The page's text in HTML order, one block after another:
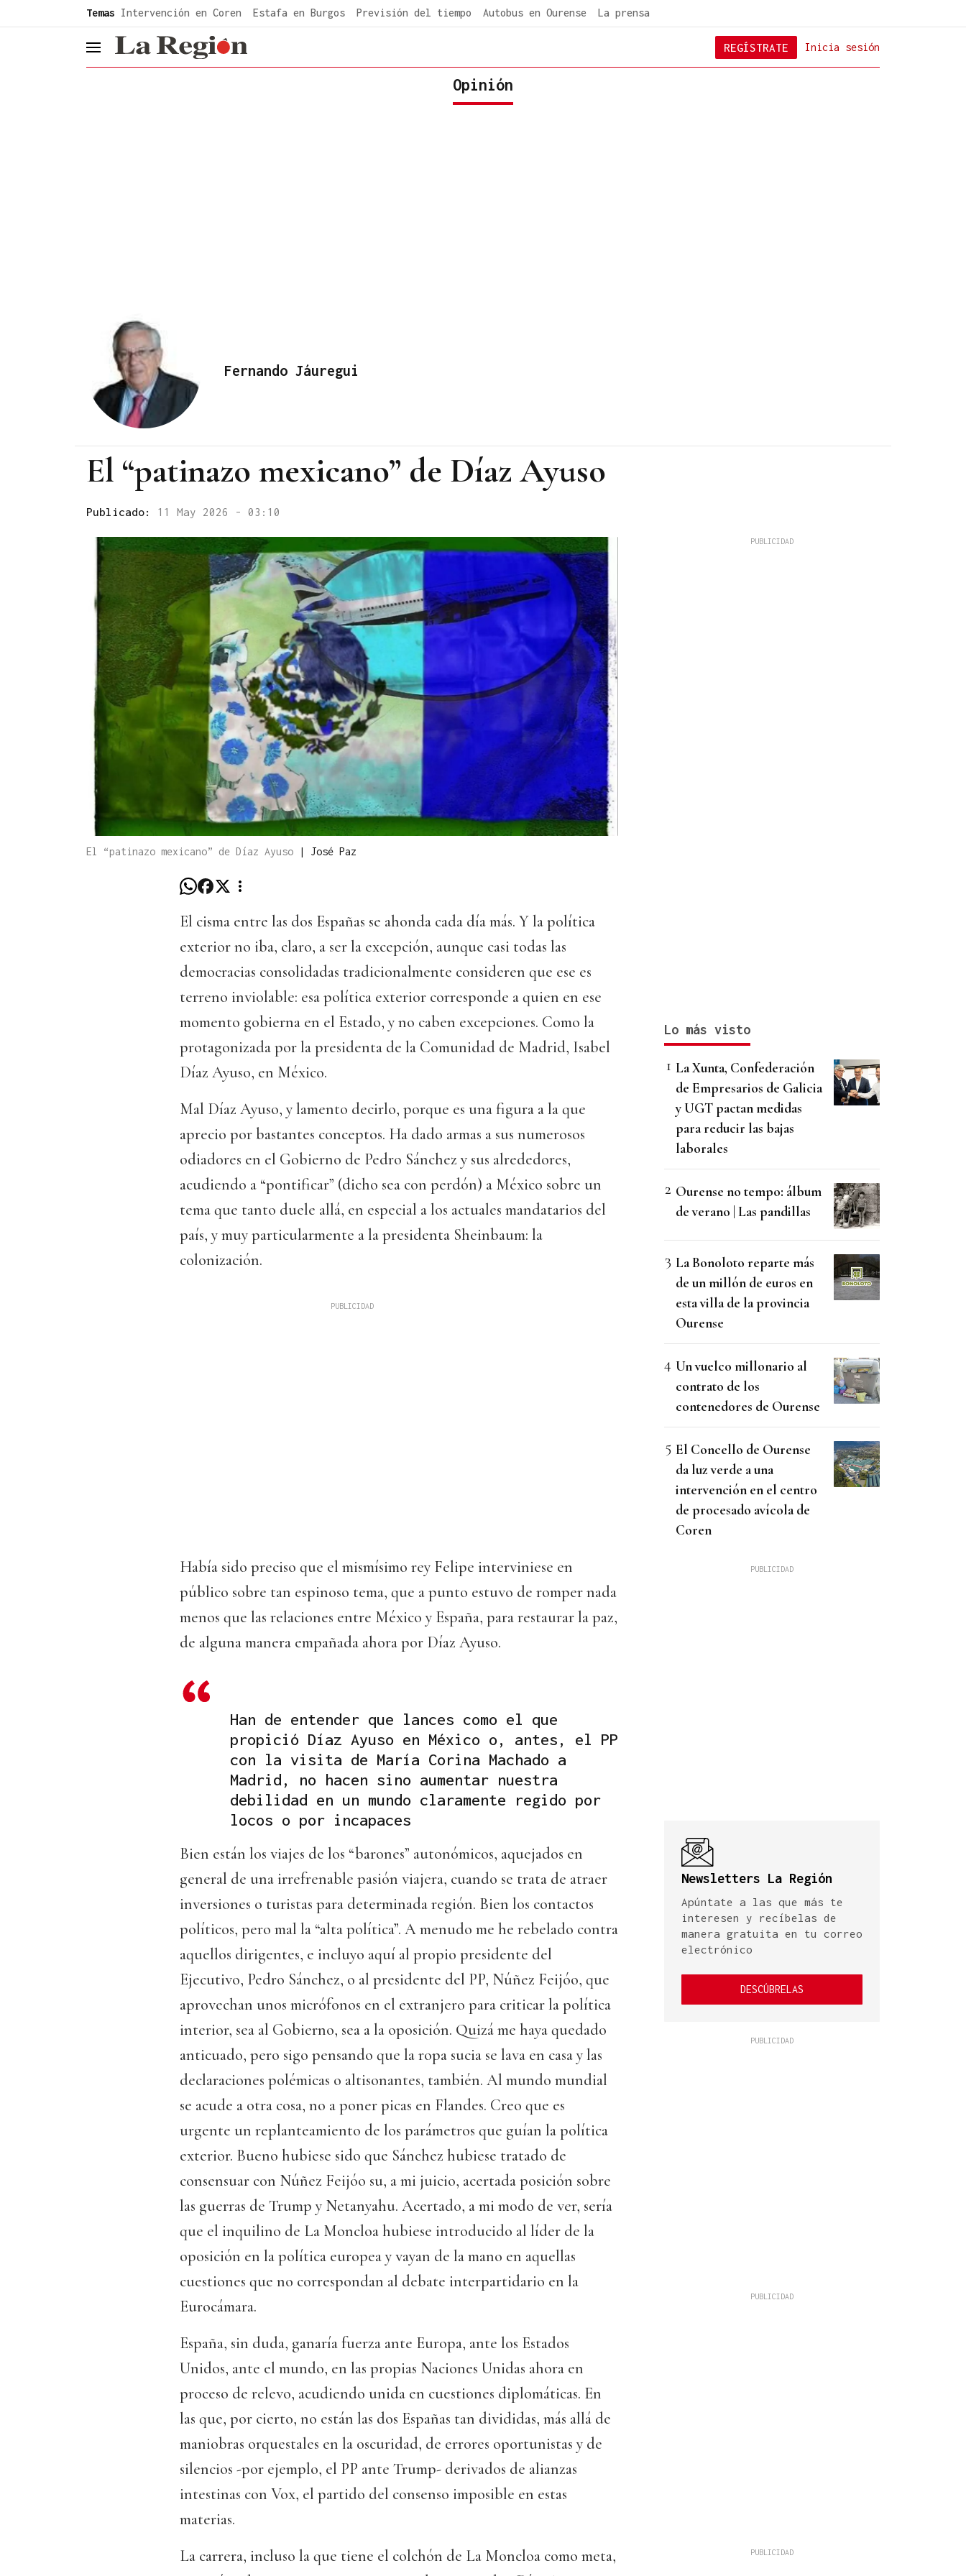
Temas Intervención en Coren Estafa en Burgos Previsión del tiempo Autobus en Ourense La prensa
header.menu.open Inicia sesión
REGÍSTRATE
Opinión
Fernando Jáuregui
El “patinazo mexicano” de Díaz Ayuso
Publicado: 11 May 2026 - 03:10
El “patinazo mexicano” de Díaz Ayuso | José Paz
El cisma entre las dos Españas se ahonda cada día más. Y la política
exterior no iba, claro, a ser la excepción, aunque casi todas las
democracias consolidadas tradicionalmente consideren que ese es
terreno inviolable: esa política exterior corresponde a quien en ese
momento gobierna en el Estado, y no caben excepciones. Como la
protagonizada por la presidenta de la Comunidad de Madrid, Isabel
Díaz Ayuso, en México.
Mal Díaz Ayuso, y lamento decirlo, porque es una figura a la que
aprecio por bastantes conceptos. Ha dado armas a sus numerosos
odiadores en el Gobierno de Pedro Sánchez y sus alrededores,
acudiendo a “pontificar” (dicho sea con perdón) a México sobre un
tema que tanto duele allá, en especial a los actuales mandatarios del
país, y muy particularmente a la presidenta Sheinbaum: la
colonización.
Había sido preciso que el mismísimo rey Felipe interviniese en
público sobre tan espinoso tema, que a punto estuvo de romper nada
menos que las relaciones entre México y España, para restaurar la paz,
de alguna manera empañada ahora por Díaz Ayuso.
Han de entender que lances como el que
propició Díaz Ayuso en México o, antes, el PP
con la visita de María Corina Machado a
Madrid, no hacen sino aumentar nuestra
debilidad en un mundo claramente regido por
locos o por incapaces
Bien están los viajes de los “barones” autonómicos, aquejados en
general de una irrefrenable pasión viajera, cuando se trata de atraer
inversiones o turistas para determinada región. Bien los contactos
políticos, pero mal la “alta política”. A menudo me he rebelado contra
aquellos dirigentes, e incluyo aquí al propio presidente del
Ejecutivo, Pedro Sánchez, o al presidente del PP, Núñez Feijóo, que
aprovechan unos micrófonos en el extranjero para criticar la política
interior, sea al Gobierno, sea a la oposición. Quizá me haya quedado
anticuado, pero sigo pensando que la ropa sucia se lava en casa y las
declaraciones polémicas o altisonantes, también. Al mundo mundial
se acude a otra cosa, no a poner picas en Flandes. Creo que es
urgente un replanteamiento de los parámetros que guían la política
exterior. Bueno hubiese sido que Sánchez hubiese tratado de
consensuar con Núñez Feijóo su, a mi juicio, acertada posición sobre
las guerras de Trump y Netanyahu. Acertado, a mi modo de ver, sería
que el inquilino de La Moncloa hubiese introducido al líder de la
oposición en la política europea y vayan de la mano en aquellas
cuestiones que no correspondan al debate interpartidario en la
Eurocámara.
España, sin duda, ganaría fuerza ante Europa, ante los Estados
Unidos, ante el mundo, en las propias Naciones Unidas ahora en
proceso de relevo, acudiendo unida en cuestiones diplomáticas. En
las que, por cierto, no están las dos Españas tan divididas, más allá de
maniobras orquestales en la oscuridad, de errores oportunistas y de
silencios -por ejemplo, el PP ante Trump- derivados de alianzas
intestinas con Vox, el partido del consenso imposible en estas
materias.
La carrera, incluso la que tiene el colchón de La Moncloa como meta,
Lo más visto
La Xunta, Confederación
de Empresarios de Galicia
y UGT pactan medidas
para reducir las bajas
laborales
Ourense no tempo: álbum
de verano | Las pandillas
La Bonoloto reparte más
de un millón de euros en
esta villa de la provincia
Ourense
Un vuelco millonario al
contrato de los
contenedores de Ourense
El Concello de Ourense
da luz verde a una
intervención en el centro
de procesado avícola de
Coren
Newsletters La Región
Apúntate a las que más te
interesen y recíbelas de
manera gratuita en tu correo
electrónico
DESCÚBRELAS